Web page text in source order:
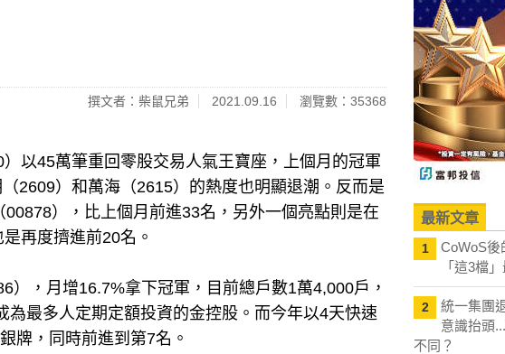
撰文者：柴鼠兄弟 2021.09.16 瀏覽數：35368
以45萬筆重回零股交易人氣王寶座，上個月的冠軍
2609）和萬海（2615）的熱度也明顯退潮。反而是
），比上個月前進33名，另外一個亮點則是在
再度擠進前20名。
，月增16.7%拿下冠軍，目前總戶數1萬4,000戶，
最多人定期定額投資的金控股。而今年以4天快速
牌，同時前進到第7名。
最新文章
1
CoWoS後
「這3檔
2
統一集團
意識抬頭
不同？